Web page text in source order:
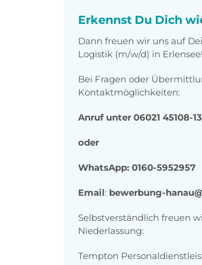
Erkennst Du Dich
Dann freuen wir uns auf
Logistik (m/w/d) in Erlensee!
Bei Fragen oder
Kontaktmöglichkeiten:
Anruf unter 06021 45108-13
oder
WhatsApp: 0160-5952957
Email: bewerbung-
Selbstverständlich freuen
Niederlassung:
Tempton